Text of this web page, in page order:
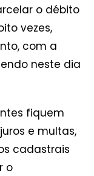
o débito
vezes,
com a
neste dia
fiquem
e multas,
cadastrais
o